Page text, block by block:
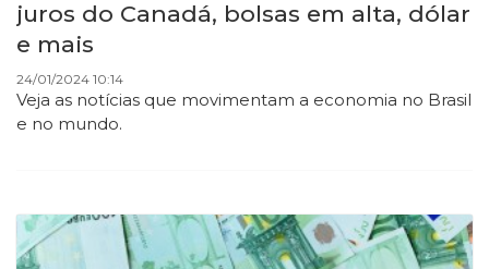
juros do Canadá, bolsas em alta, dólar
e mais
24/01/2024 10:14
Veja as notícias que movimentam a economia no Brasil
e no mundo.